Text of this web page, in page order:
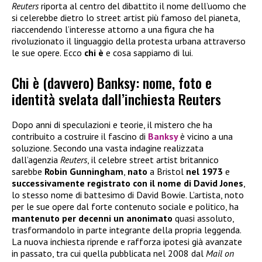
Reutersriporta al centro del dibattito il nome dell’uomo che
si celerebbe dietro lo street artist più famoso del pianeta,
riaccendendo l’interesse attorno a una figura che ha
rivoluzionato il linguaggio della protesta urbana attraverso
le sue opere. Ecco chi è e cosa sappiamo di lui.
Chi è (davvero) Banksy: nome, foto e
identità svelata dall’inchiesta Reuters
Dopo anni di speculazioni e teorie, il mistero che ha
contribuito a costruire il fascino di Banksyè vicino a una
soluzione. Secondo una vasta indagine realizzata
dall’agenzia Reuters, il celebre street artist britannico
sarebbe Robin Gunningham nato a Bristol nel 1973 e
successivamente registrato con il nome di David Jones
lo stesso nome di battesimo di David Bowie. L’artista, noto
per le sue opere dal forte contenuto sociale e politico, ha
mantenuto per decenni un anonimato quasi assoluto,
trasformandolo in parte integrante della propria leggenda.
La nuova inchiesta riprende e rafforza ipotesi già avanzate
in passato, tra cui quella pubblicata nel 2008 dal Mail on